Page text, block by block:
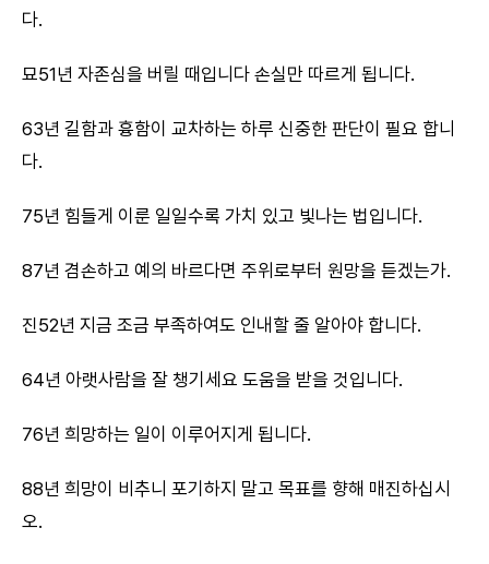
다.
묘51년 자존심을 버릴 때입니다 손실만 따르게 됩니다.
63년 길함과 흉함이 교차하는 하루 신중한 판단이 필요 합니
다.
75년 힘들게 이룬 일일수록 가치 있고 빛나는 법입니다.
87년 겸손하고 예의 바르다면 주위로부터 원망을 듣겠는가.
진52년 지금 조금 부족하여도 인내할 줄 알아야 합니다.
64년 아랫사람을 잘 챙기세요 도움을 받을 것입니다.
76년 희망하는 일이 이루어지게 됩니다.
88년 희망이 비추니 포기하지 말고 목표를 향해 매진하십시
오.